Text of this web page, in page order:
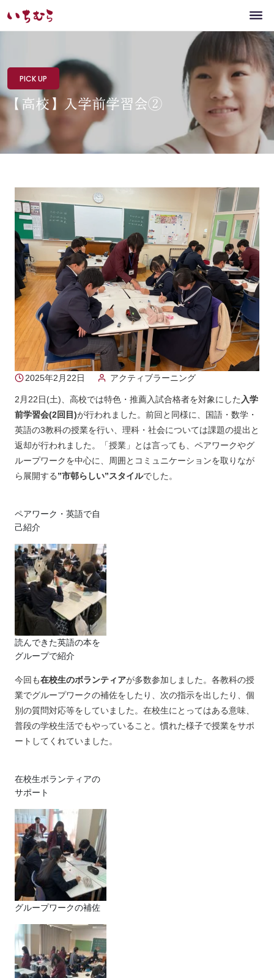
PICK UP
【高校】入学前学習会②
2025年2月22日 アクティブラーニング
2月22日(土)、高校では特色・推薦入試合格者を対象にした入学
前学習会(2回目)が行われました。前回と同様に、国語・数学・
英語の3教科の授業を行い、理科・社会については課題の提出と
返却が行われました。「授業」とは言っても、ペアワークやグ
ループワークを中心に、周囲とコミュニケーションを取りなが
ら展開する”市邨らしい”スタイルでした。
ペアワーク・英語で自
己紹介
読んできた英語の本を
グループで紹介
今回も在校生のボランティアが多数参加しました。各教科の授
業でグループワークの補佐をしたり、次の指示を出したり、個
別の質問対応等をしていました。在校生にとってはある意味、
普段の学校生活でもやっていること。慣れた様子で授業をサポ
ートしてくれていました。
在校生ボランティアの
サポート
グループワークの補佐